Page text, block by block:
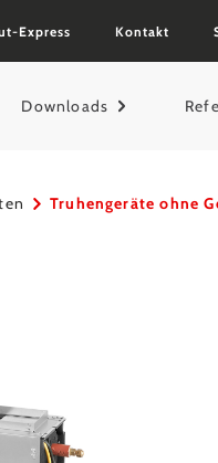
Express Kontakt
Downloads
Truhengeräte ohne